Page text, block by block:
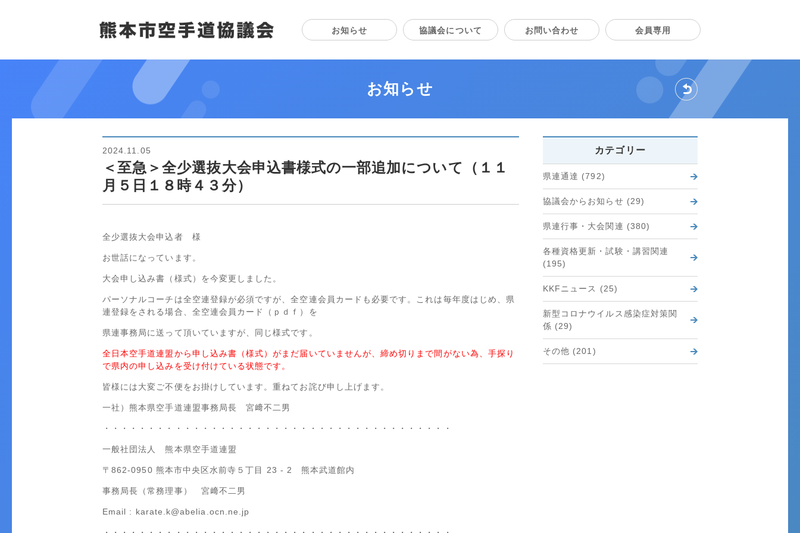
熊本市空手道協議会
お知らせ 協議会について お問い合わせ 会員専用
お知らせ
＜至急＞全少選抜大会申込書様式の一部追加について（１１
月５日１８時４３分）
2024.11.05
全少選抜大会申込者 様
お世話になっています。
大会申し込み書（様式）を今変更しました。
パーソナルコーチは全空連登録が必須ですが、全空連会員カードも必要です。これは毎年度はじめ、県
連登録をされる場合、全空連会員カード（ｐｄｆ）を
県連事務局に送って頂いていますが、同じ様式です。
全日本空手道連盟から申し込み書（様式）がまだ届いていませんが、締め切りまで間がない為、手探り
で県内の申し込みを受け付けている状態です。
皆様には大変ご不便をお掛けしています。重ねてお詫び申し上げます。
一社）熊本県空手道連盟事務局長 宮﨑不二男
・・・・・・・・・・・・・・・・・・・・・・・・・・・・・・・・・・・・・・・
一般社団法人 熊本県空手道連盟
〒862-0950 熊本市中央区水前寺５丁目 23 - 2 熊本武道館内
事務局長（常務理事） 宮﨑不二男
Email : karate.k@abelia.ocn.ne.jp
カテゴリー
県連通達 (792)
協議会からお知らせ (29)
県連行事・大会関連 (380)
各種資格更新・試験・講習関連
(195)
KKFニュース (25)
新型コロナウイルス感染症対策関
係 (29)
その他 (201)